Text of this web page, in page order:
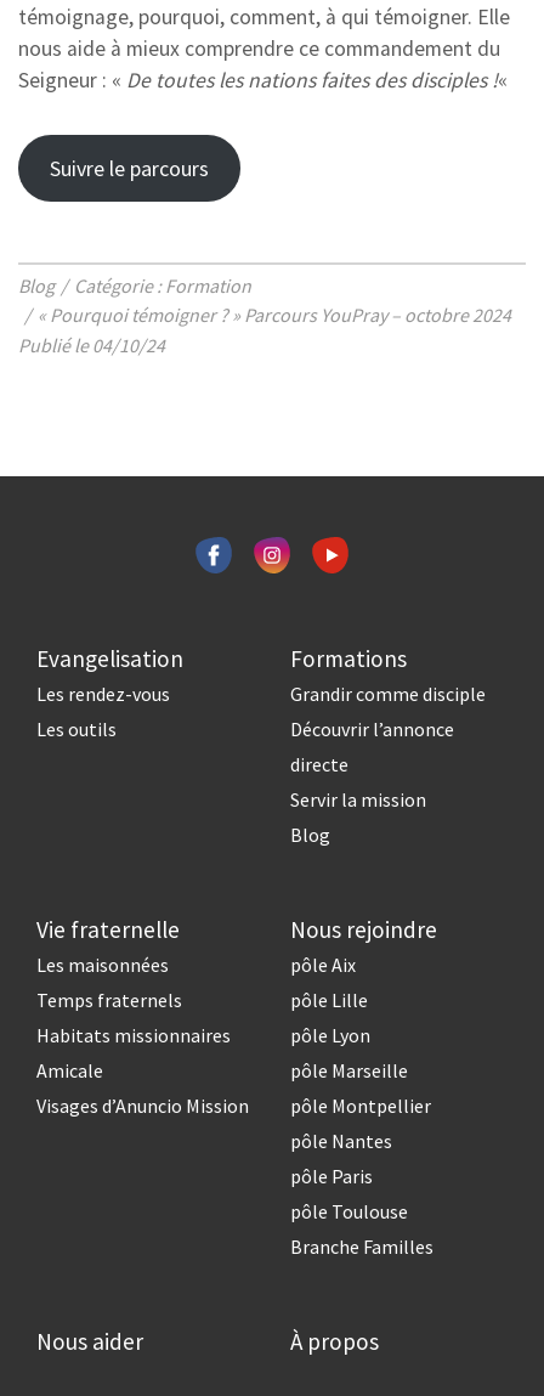
témoignage, pourquoi, comment, à qui témoigner. Elle
nous aide à mieux comprendre ce commandement du
Seigneur : « De toutes les nations faites des disciples !«
Suivre le parcours
Blog
Catégorie : Formation
« Pourquoi témoigner ? » Parcours YouPray – octobre 2024
Publié le 04/10/24
Evangelisation
Les rendez-vous
Les outils
Formations
Grandir comme disciple
Découvrir l’annonce
directe
Servir la mission
Blog
Vie fraternelle
Les maisonnées
Temps fraternels
Habitats missionnaires
Amicale
Visages d’Anuncio Mission
Nous rejoindre
pôle Aix
pôle Lille
pôle Lyon
pôle Marseille
pôle Montpellier
pôle Nantes
pôle Paris
pôle Toulouse
Branche Familles
Nous aider À propos